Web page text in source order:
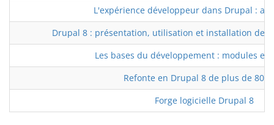
L'expérience développeur dans Drupal :
Drupal 8 : présentation, utilisation et installation de
Les bases du développement : modules et
Refonte en Drupal 8 de plus de 80
Forge logicielle Drupal 8